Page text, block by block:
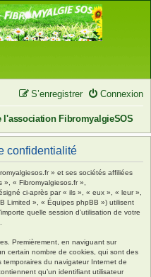
Connexion
S’enregistrer
l'association FibromyalgieSOS
confidentialité
» et ses sociétés affiliées
« Fibromyalgiesos.fr »,
ci-après par « ils », « eux », « leur »,
Limited », « Équipes phpBB ») utilisent
quelle session d’utilisation de votre
Premièrement, en naviguant sur
certain nombre de cookies, qui sont des
du navigateur Internet de
qu’un identifiant utilisateur